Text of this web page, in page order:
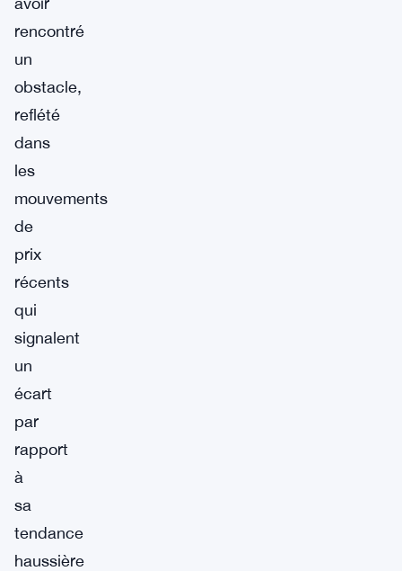
rencontré
un
obstacle,
reflété
dans
les
mouvements
de
prix
récents
qui
signalent
un
écart
par
rapport
à
sa
tendance
haussière